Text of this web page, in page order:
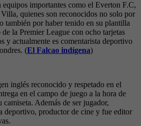
importantes como el Everton F.C,
quienes son reconocidos no solo por
también por haber tenido en su plantilla
la Premier League con ocho tarjetas
y actualmente es comentarista deportivo
(El Falcao indígena)
inglés reconocido y respetado en el
en el campo de juego a la hora de
camiseta. Además de ser jugador,
deportivo, productor de cine y fue editor